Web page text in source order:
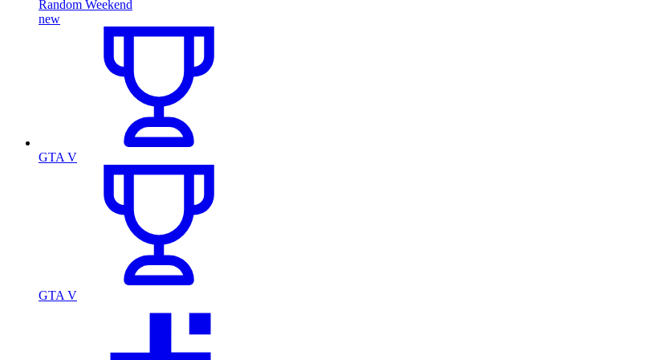
Random Weekend
new
GTA V
GTA V